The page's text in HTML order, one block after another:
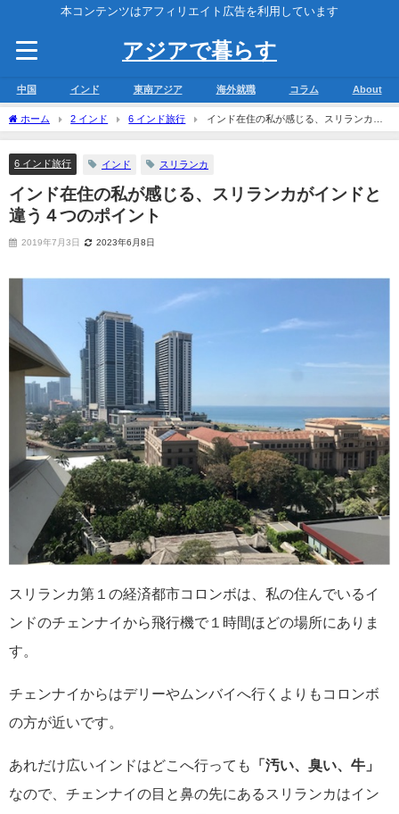
本コンテンツはアフィリエイト広告を利用しています
アジアで暮らす
中国 インド 東南アジア 海外就職 コラム About
ホーム 2 インド 6 インド旅行
インド在住の私が感じる、スリランカが
インドと違う４つのポイント
6 インド旅行 インド スリランカ
インド在住の私が感じる、スリランカがインドと
違う４つのポイント
2019年7月3日 2023年6月8日
スリランカ第１の経済都市コロンボは、私の住んでいるイ
ンドのチェンナイから飛行機で１時間ほどの場所にありま
す。
チェンナイからはデリーやムンバイへ行くよりもコロンボ
の方が近いです。
あれだけ広いインドはどこへ行っても
「汚い、臭い、牛」
なので、チェンナイの目と鼻の先にあるスリランカはイン